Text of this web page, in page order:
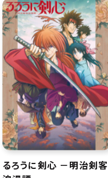
るろうに剣心 －明治剣客